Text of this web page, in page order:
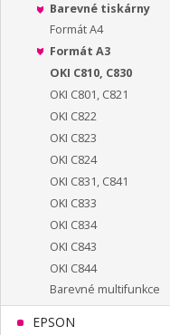
Barevné tiskárny
Formát A4
Formát A3
OKI C810, C830
OKI C801, C821
OKI C822
OKI C823
OKI C824
OKI C831, C841
OKI C833
OKI C834
OKI C843
OKI C844
Barevné multifunkce
EPSON